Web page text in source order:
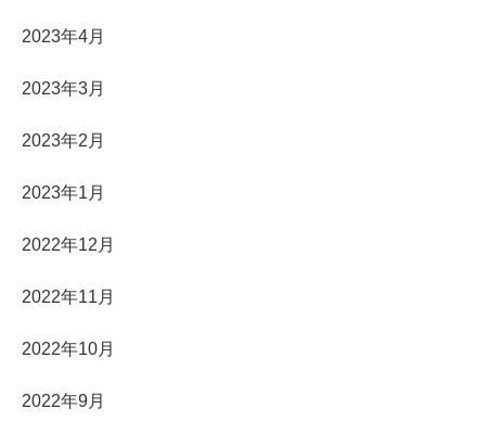
2023年4月
2023年3月
2023年2月
2023年1月
2022年12月
2022年11月
2022年10月
2022年9月